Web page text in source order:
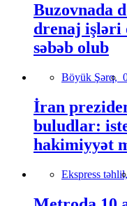
Buzovnada
drenaj işləri
səbəb olub
Böyük Şərq,
İran
buludlar:
hakimiyyət
Ekspress təhlil,